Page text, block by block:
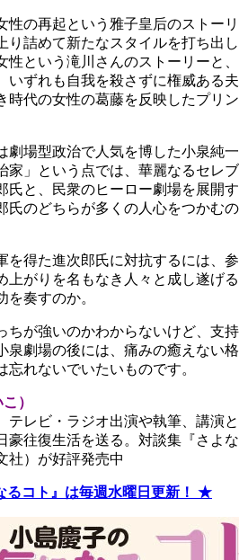
性の再起という雅子皇后のストーリ
り詰めて新たなスタイルを打ち出し
という滝川さんのストーリーと、
いずれも自我を殺さずに権威ある夫
時代の女性の葛藤を反映したプリン
劇場型政治で人気を博した小泉純一
家」という点では、華麗なるセレブ
氏と、民衆のヒーロー劇場を展開す
氏のどちらが多くの人心をつかむの
を得た進次郎氏に対抗するには、参
上がりを名もなき人々と成し遂げる
を奏すのか。
ちが強いのかわからないけど、支持
泉劇場の後には、痛みの癒えない格
れないでいたいものです。
）
テレビ・ラジオ出演や執筆、講演と
豪往復生活を送る。対談集『さよな
社）が好評発売中
るコト』は毎週水曜日更新！ ★